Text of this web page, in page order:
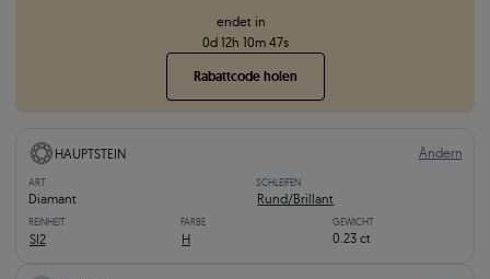
endet in
0d 12h 10m 46s
Rabattcode holen
HAUPTSTEIN Ändern
ART
Diamant
SCHLEIFEN
Rund/Brillant
REINHEIT
SI2
FARBE
H
GEWICHT
0.23 ct